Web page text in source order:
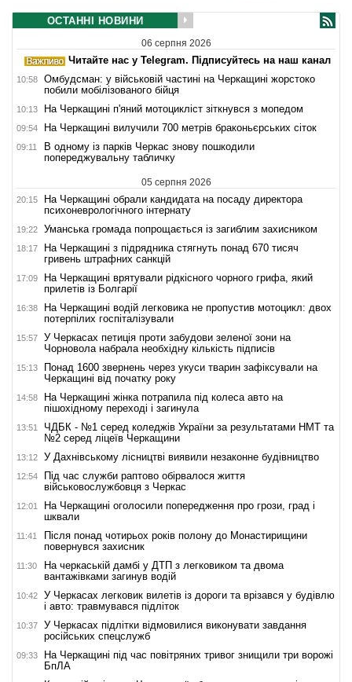
ОСТАННІ НОВИНИ
06 серпня 2026
Читайте нас у Telegram. Підписуйтесь на наш канал
10:58
Омбудсман: у військовій частині на Черкащині жорстоко
побили мобілізованого бійця
10:13 На Черкащині п'яний мотоцикліст зіткнувся з мопедом
09:54 На Черкащині вилучили 700 метрів браконьєрських сіток
09:11
В одному із парків Черкас знову пошкодили
попереджувальну табличку
05 серпня 2026
20:15
На Черкащині обрали кандидата на посаду директора
психоневрологічного інтернату
19:22 Уманська громада попрощається із загиблим захисником
18:17
На Черкащині з підрядника стягнуть понад 670 тисяч
гривень штрафних санкцій
17:09
На Черкащині врятували рідкісного чорного грифа, який
прилетів із Болгарії
16:38
На Черкащині водій легковика не пропустив мотоцикл: двох
потерпілих госпіталізували
15:57
У Черкасах петиція проти забудови зеленої зони на
Чорновола набрала необхідну кількість підписів
15:13
Понад 1600 звернень через укуси тварин зафіксували на
Черкащині від початку року
14:58
На Черкащині жінка потрапила під колеса авто на
пішохідному переході і загинула
13:51
ЧДБК - №1 серед коледжів України за результатами НМТ та
№2 серед ліцеїв Черкащини
13:12 У Дахнівському лісництві виявили незаконне будівництво
12:54
Під час служби раптово обірвалося життя
військовослужбовця з Черкас
12:01
На Черкащині оголосили попередження про грози, град і
шквали
11:41
Після понад чотирьох років полону до Монастирищини
повернувся захисник
11:30
На черкаській дамбі у ДТП з легковиком та двома
вантажівками загинув водій
10:42
У Черкасах легковик вилетів із дороги та врізався у будівлю
і авто: травмувався підліток
10:37
У Черкасах підлітки відмовилися виконувати завдання
російських спецслужб
09:33
На Черкащині під час повітряних тривог знищили три ворожі
БпЛА